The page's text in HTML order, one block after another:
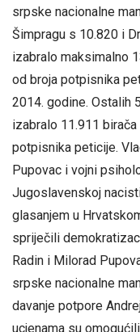
srpske nacionalne
Šimpragu s 10.820 i
izabralo maksimalno
od broja potpisnika
2014. godine. Ostalih
izabralo 11.911
potpisnika peticije.
Pupovac i vojni
Jugoslavenskoj
glasanjem u
spriječili
Radin i Milorad
srpske nacionalne
davanje potpore
ucjenama su